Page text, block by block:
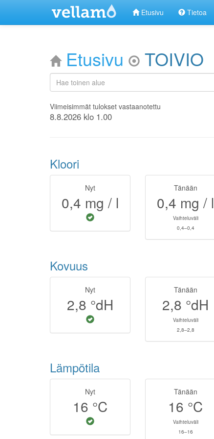
Etusivu Tietoa
Etusivu TOIVIO
Viimeisimmät tulokset vastaanotettu
8.8.2026 klo 1.00
Kloori
Nyt
0,4 mg / l
Tänään
0,4 mg / l
Vaihteluväli
0,4–0,4
Kovuus
Nyt
2,8 °dH
Tänään
2,8 °dH
Vaihteluväli
2,8–2,8
Lämpötila
Nyt
16 °C
Tänään
16 °C
Vaihteluväli
16–16